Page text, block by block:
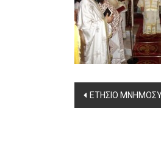
Post
navigation
ΕΤΗΣΙΟ